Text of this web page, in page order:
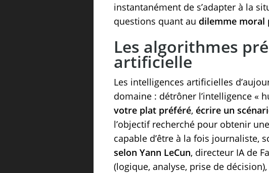
instantanément de s’adapter à la
questions quant au dilemme moral
Les algorithmes
artificielle
Les intelligences artificielles
domaine : détrôner l’intelligence «
votre plat préféré, écrire un
l’objectif recherché pour obtenir
capable d’être à la fois journaliste,
selon Yann LeCun, directeur IA de
(logique, analyse, prise de